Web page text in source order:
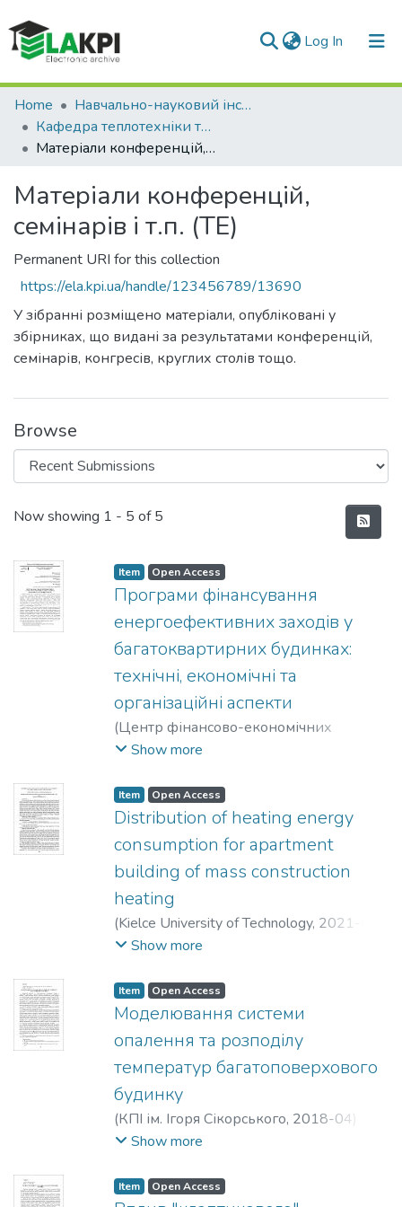
Log In (current)
Communities & Collections
All of DSpace
Home
Навчально-науковий інститут енергозбереження та енергоменеджменту (НН ІЕЕ)
Кафедра теплотехніки та енергозбереження (ТЕ)
Матеріали конференцій, семінарів і т.п. (ТЕ)
Матеріали конференцій,
семінарів і т.п. (ТЕ)
Permanent URI for this collection
https://ela.kpi.ua/handle/123456789/13690
У зібранні розміщено матеріали, опубліковані у
збірниках, що видані за результатами конференцій,
семінарів, конгресів, круглих столів тощо.
Browse
Recent Submissions
Now showing 1 - 5 of 5
Item Open Access
Програми фінансування
енергоефективних заходів у
багатоквартирних будинках:
технічні, економічні та
організаційні аспекти
(Центр фінансово-економічних
наукових досліджень
Лєконцева, Олександра Едуардівна
Політкін, Микола Володимирович
Show more
Item Open Access
Distribution of heating energy
consumption for apartment
building of mass construction
heating
(Kielce University of Technology, 2021-06-
05)Deshko, Valeriy
Show more
Item Open Access
Моделювання системи
опалення та розподілу
температур багатоповерхового
будинку
(КПІ ім. Ігоря Сікорського, 2018-04)
Лєконцева, О. Е
Show more
Item Open Access